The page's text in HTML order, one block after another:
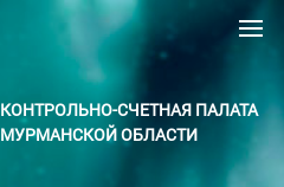
КОНТРОЛЬНО-СЧЕТНАЯ ПАЛАТА
МУРМАНСКОЙ ОБЛАСТИ